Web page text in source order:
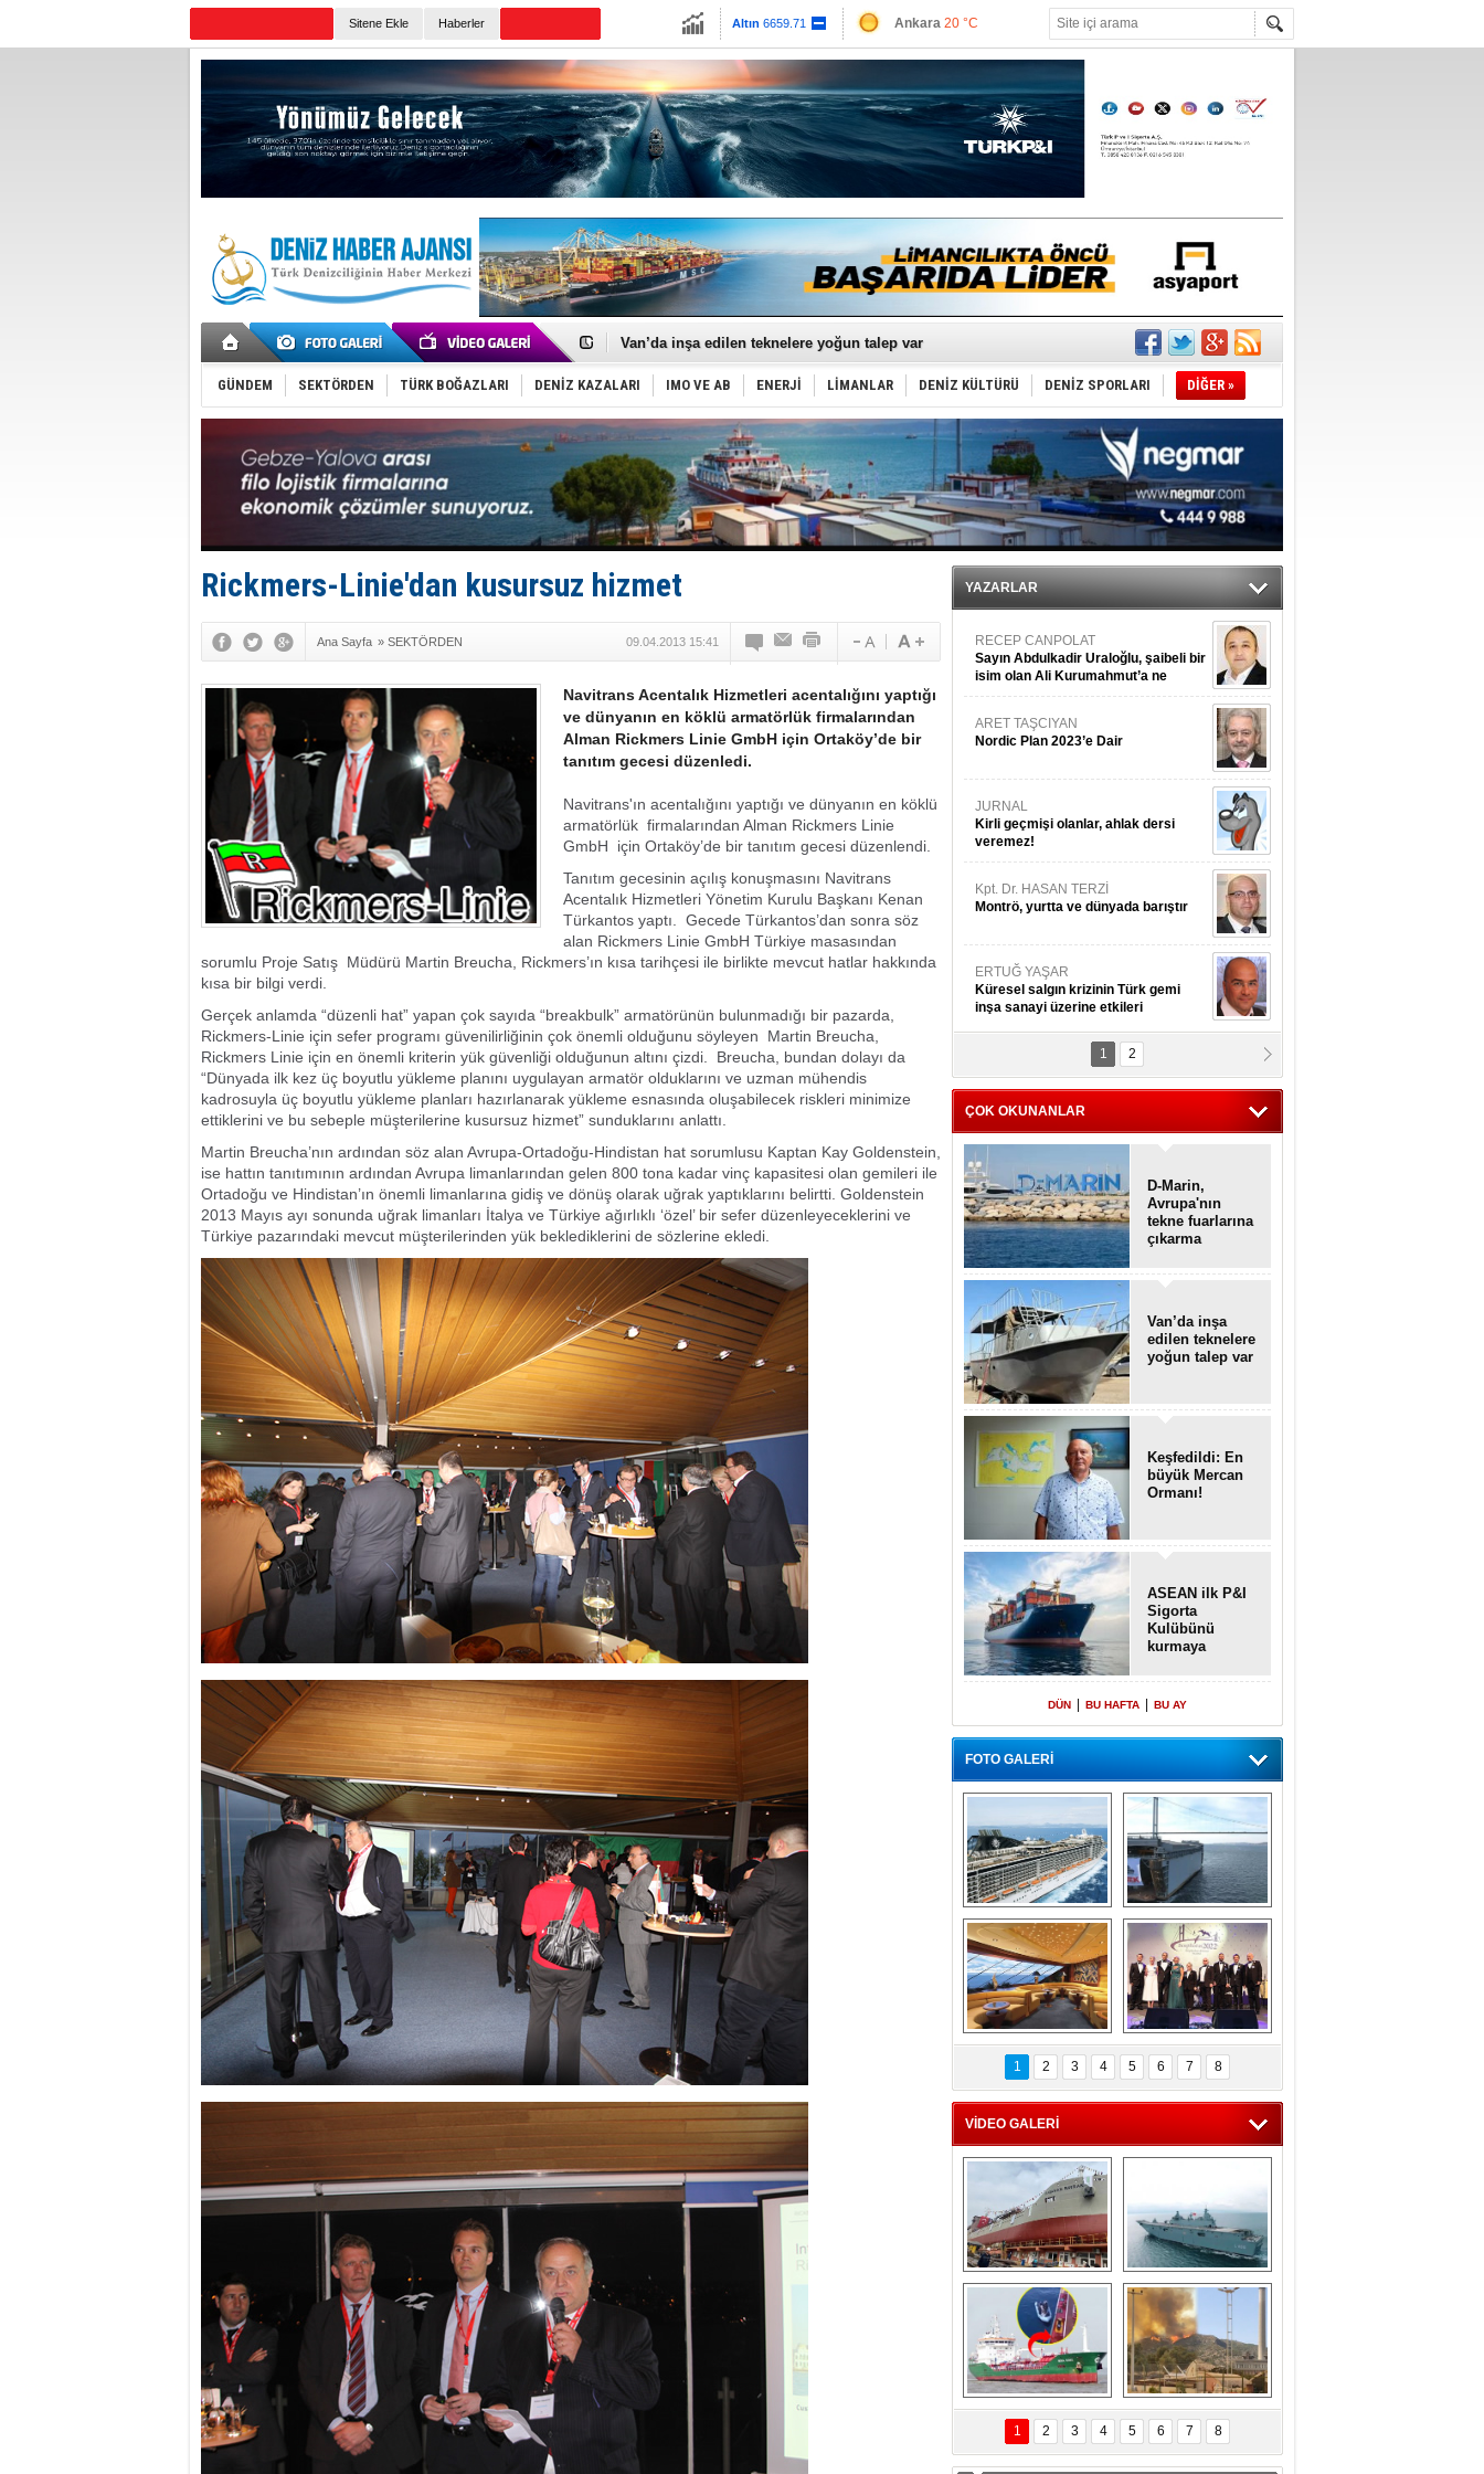
Sitene Ekle Haberler
Altın 6659.71
Euro55.1258
Ankara 20 °C
Antalya27 °C
Muğla 24 °C
Çanakkale 22 °C
Keşfedildi: En büyük Mercan Ormanı!
D-Marin, Avrupa'nın tekne fuarlarına çıkarma yapacak
ASEAN ilk P&I Sigorta Kulübünü kurmaya hazırlanıyor
İstanbul ve Çanakkale: 6 ayda 40.000 gemi
TEKNOFEST ‘Mavi Vatan’ ziyaretçi kayıtları başladı!
Tersane işçilerinin direnişi, kazanımla sonuçlandı
İngiliz aktivistler, gemide mahsur kaldı!
FESCO, Karadeniz'de yeni sevkiyat taleplerini durdurdu
DESE, BIMCO’ya katıldı
GİMBİRDER gemi inşa yan sanayinin sorunlarını tartıştı
35 milyon TL'lik tekne projesinde karar çıktı
İnsansız cankurtaran ihalesini BlueForge kazandı
GÜNDEM SEKTÖRDEN TÜRK BOĞAZLARI DENİZ KAZALARI IMO VE AB ENERJİ LİMANLAR DENİZ KÜLTÜRÜ DENİZ SPORLARI DİĞER »
Rickmers-Linie'dan kusursuz hizmet
Ana Sayfa » SEKTÖRDEN 09.04.2013 15:41
Navitrans Acentalık Hizmetleri acentalığını yaptığı
ve dünyanın en köklü armatörlük firmalarından
Alman Rickmers Linie GmbH için Ortaköy’de bir
tanıtım gecesi düzenledi.
Navitrans'ın acentalığını yaptığı ve dünyanın en köklü
armatörlük firmalarından Alman Rickmers Linie
GmbH için Ortaköy’de bir tanıtım gecesi düzenlendi.
Tanıtım gecesinin açılış konuşmasını Navitrans
Acentalık Hizmetleri Yönetim Kurulu Başkanı Kenan
Türkantos yaptı. Gecede Türkantos’dan sonra söz
alan Rickmers Linie GmbH Türkiye masasından
sorumlu Proje Satış Müdürü Martin Breucha, Rickmers’ın kısa tarihçesi ile birlikte mevcut hatlar hakkında
kısa bir bilgi verdi.
Gerçek anlamda “düzenli hat” yapan çok sayıda “breakbulk” armatörünün bulunmadığı bir pazarda,
Rickmers-Linie için sefer programı güvenilirliğinin çok önemli olduğunu söyleyen Martin Breucha,
Rickmers Linie için en önemli kriterin yük güvenliği olduğunun altını çizdi. Breucha, bundan dolayı da
“Dünyada ilk kez üç boyutlu yükleme planını uygulayan armatör olduklarını ve uzman mühendis
kadrosuyla üç boyutlu yükleme planları hazırlanarak yükleme esnasında oluşabilecek riskleri minimize
ettiklerini ve bu sebeple müşterilerine kusursuz hizmet” sunduklarını anlattı.
Martin Breucha’nın ardından söz alan Avrupa-Ortadoğu-Hindistan hat sorumlusu Kaptan Kay Goldenstein,
ise hattın tanıtımının ardından Avrupa limanlarından gelen 800 tona kadar vinç kapasitesi olan gemileri ile
Ortadoğu ve Hindistan’ın önemli limanlarına gidiş ve dönüş olarak uğrak yaptıklarını belirtti. Goldenstein
2013 Mayıs ayı sonunda uğrak limanları İtalya ve Türkiye ağırlıklı ‘özel’ bir sefer düzenleyeceklerini ve
Türkiye pazarındaki mevcut müşterilerinden yük beklediklerini de sözlerine ekledi.
YAZARLAR
RECEP CANPOLAT
Sayın Abdulkadir Uraloğlu, şaibeli bir
isim olan Ali Kurumahmut’a ne
danışıyorsunuz?
ARET TAŞCIYAN
Nordic Plan 2023’e Dair
JURNAL
Kirli geçmişi olanlar, ahlak dersi
veremez!
Kpt. Dr. HASAN TERZİ
Montrö, yurtta ve dünyada barıştır
ERTUĞ YAŞAR
Küresel salgın krizinin Türk gemi
inşa sanayi üzerine etkileri
Kpt. MESUT AZMİ GÖKSOY
ithafen...
1 2
ÇOK OKUNANLAR
D-Marin,
Avrupa'nın
tekne fuarlarına
çıkarma
Van’da inşa
edilen teknelere
yoğun talep var
Keşfedildi: En
büyük Mercan
Ormanı!
ASEAN ilk P&I
Sigorta
Kulübünü
kurmaya
DÜN BU HAFTA BU AY
FOTO GALERİ
“Gemi içinde gemi”
konsepti ile MSC
Splendida
Dünyada tek!
Denizaltı yüzer
havuzu intikal
seyrine başladı
MSC'den 55 milyon
euroluk turizm geliri
müjdesi
5. Bosphorus Ship
Brokers Dinner,
İstanbul’da yapıldı
1 2 3 4 5 6 7 8
VİDEO GALERİ
Çeksan Tersanesi,
Başaran Bayrak
tankerini suya
indirdi
TCG Anadolu,
tersane teknik
seyrini tamamladı
Göçmenlerin
imdadına Türk
sahipli MINA DENIZ
yetişti
Milas’taki yangın
yeniden termik
santrallere doğru
ilerliyor
1 2 3 4 5 6 7 8